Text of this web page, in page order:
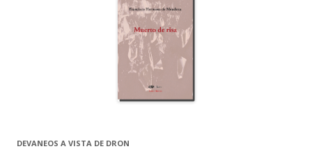
DEVANEOS A VISTA DE DRON